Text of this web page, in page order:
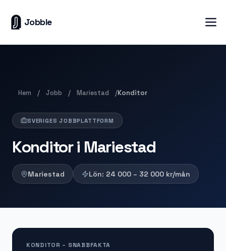
Jobble
Hem / Jobb / Mariestad /Konditor
SVERIGES JOBBPLATTFORM
Konditor i Mariestad
Mariestad Lön: 24 000 – 32 000 kr/mån
KONDITOR – SNABBFAKTA